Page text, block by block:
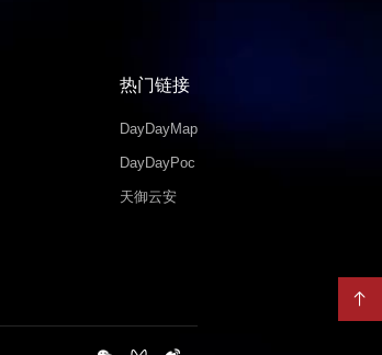

热门链接
DayDayMap
DayDayPoc
天御云安